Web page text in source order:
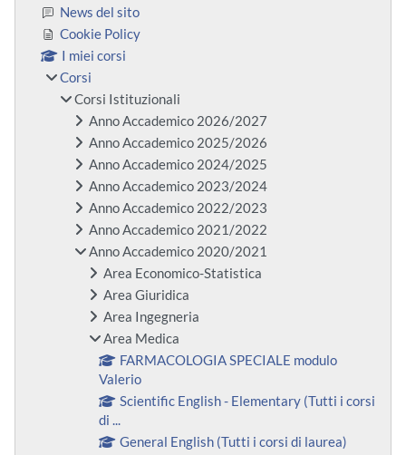
News del sito
Cookie Policy
I miei corsi
Corsi
Corsi Istituzionali
Anno Accademico 2026/2027
Anno Accademico 2025/2026
Anno Accademico 2024/2025
Anno Accademico 2023/2024
Anno Accademico 2022/2023
Anno Accademico 2021/2022
Anno Accademico 2020/2021
Area Economico-Statistica
Area Giuridica
Area Ingegneria
Area Medica
FARMACOLOGIA SPECIALE modulo
Valerio
Scientific English - Elementary (Tutti i corsi
di ...
General English (Tutti i corsi di laurea)